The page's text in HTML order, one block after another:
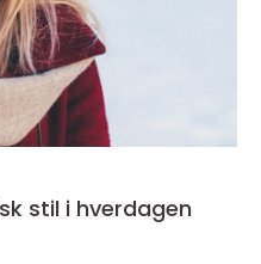
stil i hverdagen